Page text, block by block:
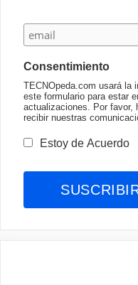
Consentimiento
TECNOpeda.com usará la
este formulario para estar
actualizaciones. Por favor,
recibir nuestras
Estoy de Acuerdo